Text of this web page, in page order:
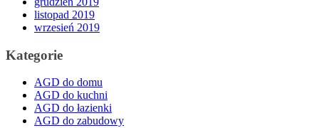
listopad 2019
wrzesień 2019
Kategorie
AGD do domu
AGD do kuchni
AGD do łazienki
AGD do zabudowy